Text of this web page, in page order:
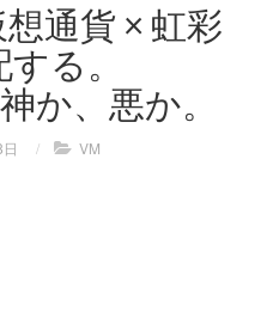
想通貨 × 虹彩
る。
か、悪か。
/ VM